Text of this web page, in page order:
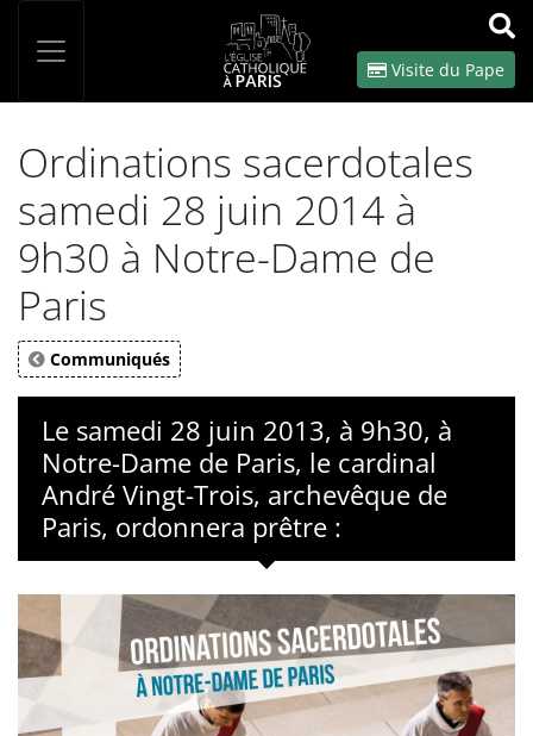
OK
Visite du Pape
Ordinations sacerdotales
samedi 28 juin 2014 à
9h30 à Notre-Dame de
Paris
Communiqués
Le samedi 28 juin 2013, à 9h30, à
Notre-Dame de Paris, le cardinal
André Vingt-Trois, archevêque de
Paris, ordonnera prêtre :
Panneau de gestion des cookies